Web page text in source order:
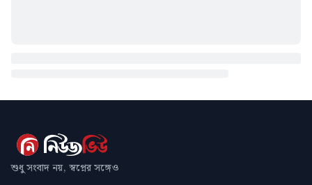
শুধু সংবাদ নয়, স্বপ্নের সঙ্গেও